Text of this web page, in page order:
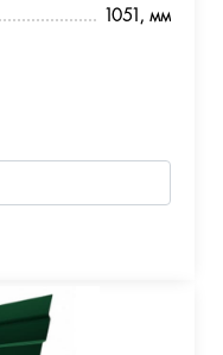
1051, мм